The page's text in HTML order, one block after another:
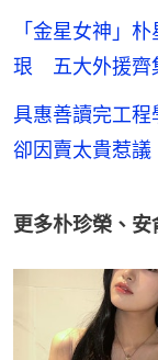
「金星女神」
珢 五大外援齊
具惠善讀完工
卻因賣太貴惹議
更多朴珍榮、安